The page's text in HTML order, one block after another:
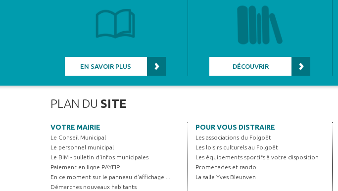
EN SAVOIR PLUS DÉCOUVRIR
PLAN DU SITE
VOTRE MAIRIE
Le Conseil Municipal
Le personnel municipal
Le BIM - bulletin d'infos municipales
Paiement en ligne PAYFIP
En ce moment sur le panneau d'affichage ...
Démarches nouveaux habitants
POUR VOUS DISTRAIRE
Les associations du Folgoët
Les loisirs culturels au Folgoët
Les équipements sportifs à votre disposition
Promenades et rando
La salle Yves Bleunven